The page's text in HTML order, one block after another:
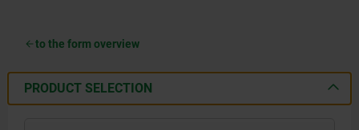
to the form overview
PRODUCT SELECTION